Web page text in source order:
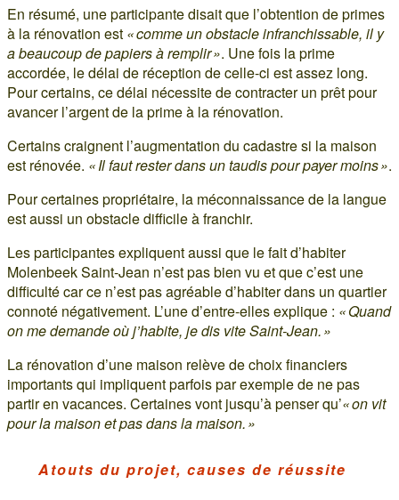
En résumé, une participante disait que l’obtention de primes
à la rénovation est « comme un obstacle infranchissable, il y
a beaucoup de papiers à remplir ». Une fois la prime
accordée, le délai de réception de celle-ci est assez long.
Pour certains, ce délai nécessite de contracter un prêt pour
avancer l’argent de la prime à la rénovation.
Certains craignent l’augmentation du cadastre si la maison
est rénovée. « Il faut rester dans un taudis pour payer moins ».
Pour certaines propriétaire, la méconnaissance de la langue
est aussi un obstacle difficile à franchir.
Les participantes expliquent aussi que le fait d’habiter
Molenbeek Saint-Jean n’est pas bien vu et que c’est une
difficulté car ce n’est pas agréable d’habiter dans un quartier
connoté négativement. L’une d’entre-elles explique : « Quand
on me demande où j’habite, je dis vite Saint-Jean. »
La rénovation d’une maison relève de choix financiers
importants qui impliquent parfois par exemple de ne pas
partir en vacances. Certaines vont jusqu’à penser qu’« on vit
pour la maison et pas dans la maison. »
Atouts du projet, causes de réussite